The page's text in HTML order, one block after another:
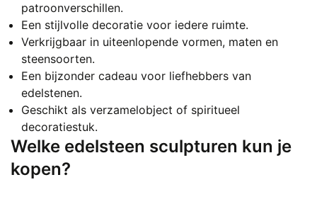
patroonverschillen.
Een stijlvolle decoratie voor iedere ruimte.
Verkrijgbaar in uiteenlopende vormen, maten en
steensoorten.
Een bijzonder cadeau voor liefhebbers van
edelstenen.
Geschikt als verzamelobject of spiritueel
decoratiestuk.
Welke edelsteen sculpturen kun je
kopen?